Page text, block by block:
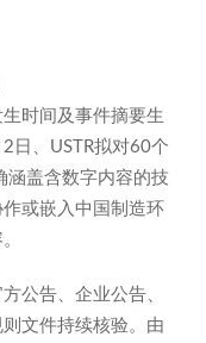
时间及事件摘要生
日、USTR拟对60个
涵盖含数字内容的技
或嵌入中国制造环
公告、企业公告、
文件持续核验。由